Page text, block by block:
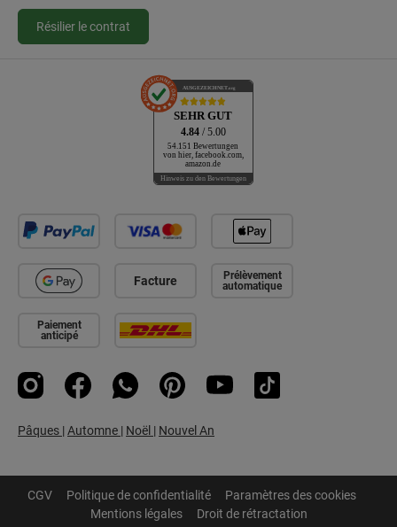
Résilier le contrat
AUSGEZEICHNET.org
SEHR GUT
4.84 / 5.00
54.151 Bewertungen
von hier, facebook.com,
amazon.de
Hinweis zu den Bewertungen
Facture
Prélèvement
automatique
Paiement
anticipé
InstagramFacebookWhatsApp PinterestYouTubeTikTok
Pâques | Automne | Noël | Nouvel An
CGV Politique de confidentialité
Paramètres des cookies
Mentions légales
Droit de rétractation